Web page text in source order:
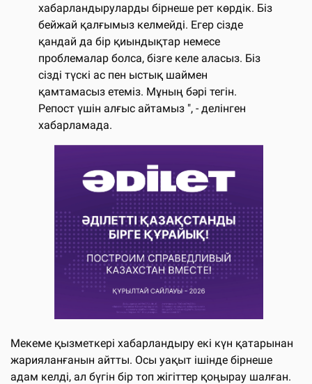
хабарландыруларды бірнеше рет көрдік. Біз
бейжай қалғымыз келмейді. Егер сізде
қандай да бір қиындықтар немесе
проблемалар болса, бізге келе аласыз. Біз
сізді түскі ас пен ыстық шаймен
қамтамасыз етеміз. Мұның бәрі тегін.
Репост үшін алғыс айтамыз ", - делінген
хабарламада.
Мекеме қызметкері хабарландыру екі күн қатарынан
жарияланғанын айтты. Осы уақыт ішінде бірнеше
адам келді, ал бүгін бір топ жігіттер қоңырау шалған.